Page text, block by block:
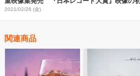
のDVD7枚組
2021/02/26 (金)
関連商品